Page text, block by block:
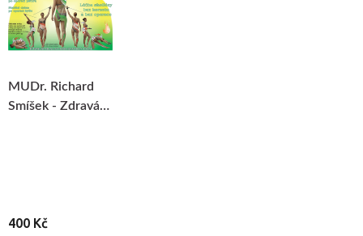
MUDr. Richard
Smíšek - Zdravá
400 Kč